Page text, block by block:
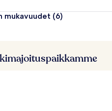
mukavuudet (6)